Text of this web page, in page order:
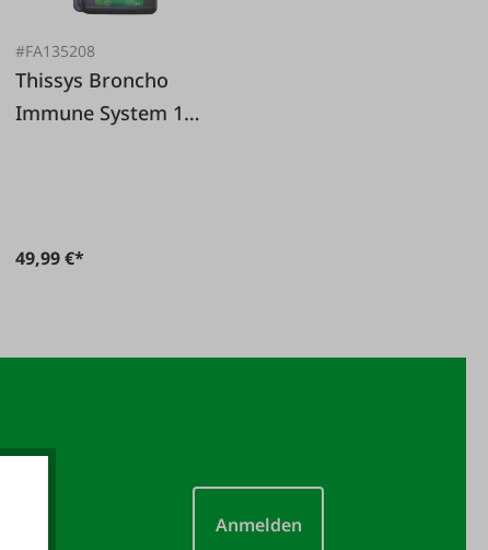
#FA135208
Thissys Broncho
Immune System 1
49,99 €*
Anmelden